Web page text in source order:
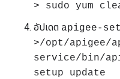
> sudo yum
อัปเดต apigee-
>/opt/apigee/
service/bin/
setup update